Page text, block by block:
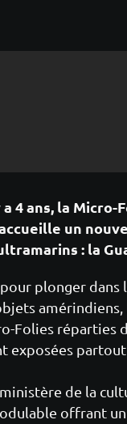
4 ans, la
un
: la
pour plonger
Folies réparties
exposées partout
de la
offrant